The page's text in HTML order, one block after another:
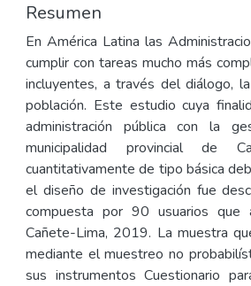
Resumen
En América Latina las
cumplir con tareas mucho más
incluyentes, a través del diálogo,
población. Este estudio cuya
administración pública con la
municipalidad provincial de
cuantitativamente de tipo básica
el diseño de investigación fue
compuesta por 90 usuarios que
Cañete-Lima, 2019. La muestra
mediante el muestreo no
sus instrumentos Cuestionario